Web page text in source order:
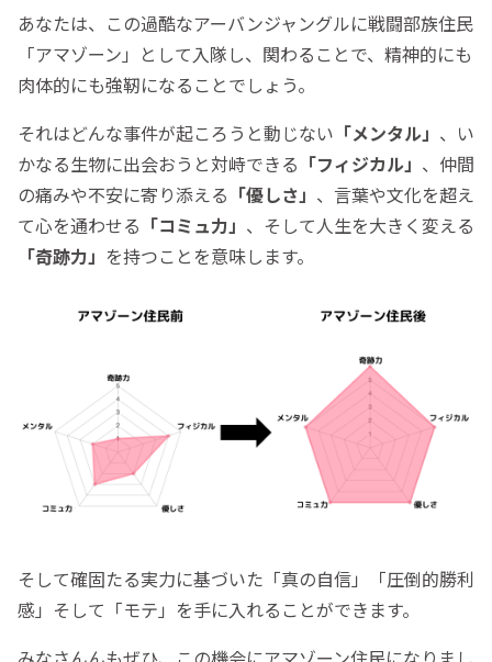
あなたは、この過酷なアーバンジャングルに戦闘部族住民
「アマゾーン」として入隊し、関わることで、精神的にも
肉体的にも強靭になることでしょう。
それはどんな事件が起ころうと動じない 「メンタル」 、い
かなる生物に出会おうと対峙できる 「フィジカル」 、仲間
の痛みや不安に寄り添える 「優しさ」 、言葉や文化を超え
て心を通わせる 「コミュ力」 、そして人生を大きく変える
「奇跡力」 を持つことを意味します。
そして確固たる実力に基づいた「真の自信」「圧倒的勝利
感」そして「モテ」を手に入れることができます。